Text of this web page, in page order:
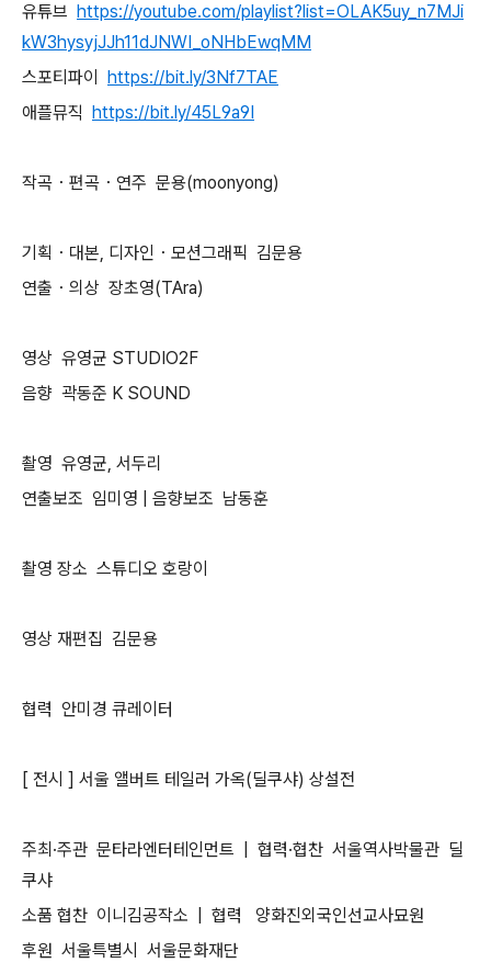
유튜브 https://youtube.com/playlist?list=OLAK5uy_n7MJi
kW3hysyjJJh11dJNWI_oNHbEwqMM
스포티파이 https://bit.ly/3Nf7TAE
애플뮤직 https://bit.ly/45L9a9I
작곡・편곡・연주 문용(moonyong)
기획・대본, 디자인・모션그래픽 김문용
연출・의상 장초영(TAra)
영상 유영균 STUDIO2F
음향 곽동준 K SOUND
촬영 유영균, 서두리
연출보조 임미영 | 음향보조 남동훈
촬영 장소 스튜디오 호랑이
영상 재편집 김문용
협력 안미경 큐레이터
[ 전시 ] 서울 앨버트 테일러 가옥(딜쿠샤) 상설전
주최·주관 문타라엔터테인먼트 | 협력·협찬 서울역사박물관 딜
쿠샤
소품 협찬 이니김공작소 | 협력 양화진외국인선교사묘원
후원 서울특별시 서울문화재단